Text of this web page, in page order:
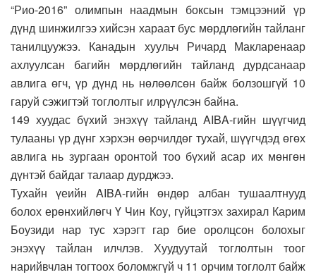
“Рио-2016” олимпын наадмын боксын тэмцээний үр
дүнд шинжилгээ хийсэн хараат бус мөрдлөгийн тайланг
танилцуужээ. Канадын хуульч Ричард Макларенаар
ахлуулсан багийн мөрдлөгийн тайланд дурдсанаар
авлига өгч, үр дүнд нь нөлөөлсөн байж болзошгүй 10
гаруй сэжигтэй тоглолтыг илрүүлсэн байна.
149 хуудас бүхий энэхүү тайланд AIBA-гийн шүүгчид
тулааны үр дүнг хэрхэн өөрчилдөг тухай, шүүгчдэд өгөх
авлига нь зургаан оронтой тоо бүхий асар их мөнгөн
дүнтэй байдаг талаар дурджээ.
Тухайн үеийн AIBA-гийн өндөр албан тушаалтнууд
болох ерөнхийлөгч Ү Чин Коу, гүйцэтгэх захирал Карим
Боузиди нар тус хэрэгт гар бие оролцсон болохыг
энэхүү тайлан илчлэв. Хуудуутай тоглолтын тоог
нарийвчлан тогтоох боломжгүй ч 11 орчим тоглолт байж